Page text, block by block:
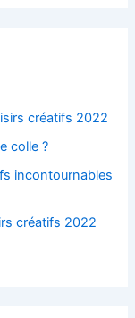
créatifs 2022
colle ?
incontournables
créatifs 2022